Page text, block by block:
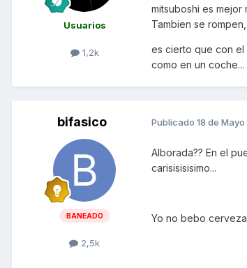
Usuarios
1,2k
mitsuboshi es mejor
Tambien se
es cierto que con el
como en un coche...
bifasico
BANEADO
2,5k
Publicado 18 de
Alborada?? En el
carisisisisimo...
Yo no bebo